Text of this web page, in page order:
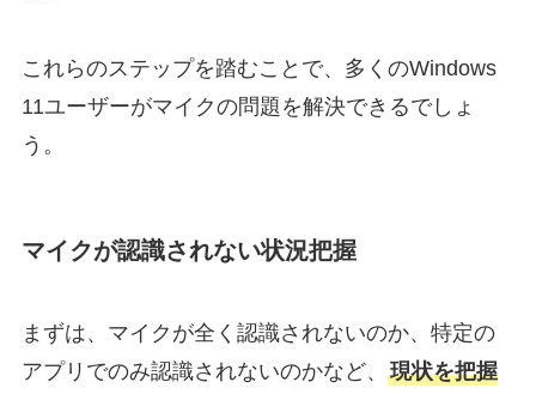
これらのステップを踏むことで、多くのWindows
11ユーザーがマイクの問題を解決できるでしょ
う。
マイクが認識されない状況把握
まずは、マイクが全く認識されないのか、特定の
アプリでのみ認識されないのかなど、 現状を把握